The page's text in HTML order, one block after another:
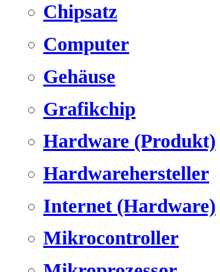
Chipsatz
Computer
Gehäuse
Grafikchip
Hardware (Produkt)
Hardwarehersteller
Internet (Hardware)
Mikrocontroller